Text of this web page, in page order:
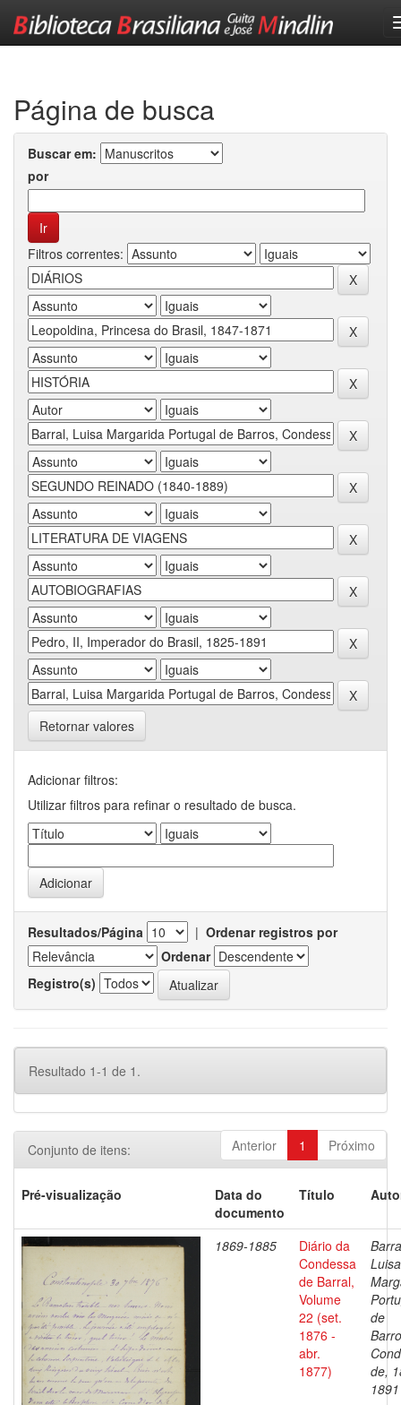
Página de busca
Buscar em:
por
Filtros correntes:
Retornar valores
Adicionar filtros:
Utilizar filtros para refinar o resultado de busca.
Resultados/Página | Ordenar registros por
Ordenar
Registro(s)
Resultado 1-1 de 1.
Anterior 1 Próximo
Conjunto de itens:
Pré-visualização
Data do
documento
Título
1869-1885
Diário da
Condessa
de Barral,
Volume
22 (set.
1876 -
abr.
1877)
Luisa
de
de,
1891